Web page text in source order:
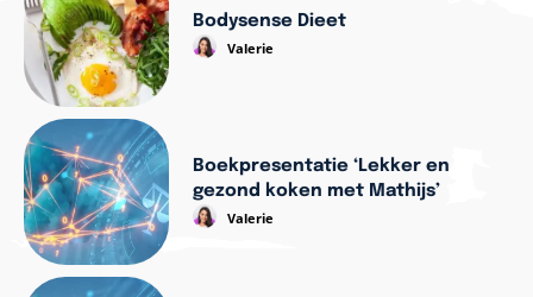
Bodysense Dieet
Valerie
Boekpresentatie ‘Lekker en
gezond koken met Mathijs’
Valerie